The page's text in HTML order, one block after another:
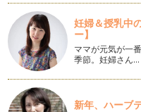
混ぜるだけ！春のカップ
こんにちは！お菓子研究
級などお別れの季節。 …
糖質オフ！ 混ぜるだけの
こんにちは！お菓子研究
の糖質オフの混ぜるだけチ
妊婦＆授乳中
ー】
ママが元気が一
季節。妊婦さん…
新年、ハーブ